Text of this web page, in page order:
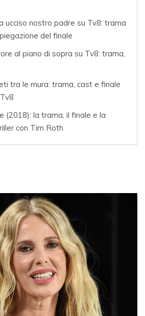
ucciso nostro padre su Tv8: trama
del finale
al piano di sopra su Tv8: trama,
tra le mura: trama, cast e finale
(2018): la trama, il finale e la
con Tim Roth